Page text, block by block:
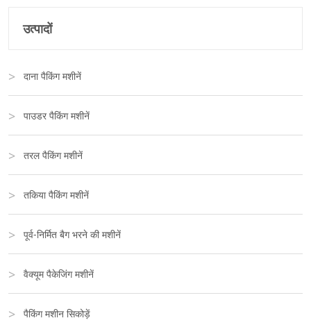
उत्पादों
दाना पैकिंग मशीनें
पाउडर पैकिंग मशीनें
तरल पैकिंग मशीनें
तकिया पैकिंग मशीनें
पूर्व-निर्मित बैग भरने की मशीनें
वैक्यूम पैकेजिंग मशीनें
पैकिंग मशीन सिकोड़ें